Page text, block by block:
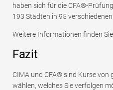
haben sich für die CFA®-
193 Städten in 95
Weitere Informationen finden
Fazit
CIMA und CFA® sind Kurse von
wählen, welches Sie verfolgen